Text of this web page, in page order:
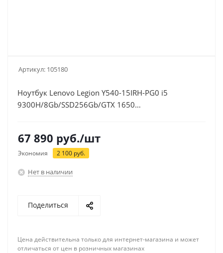
Артикул: 105180
Ноутбук Lenovo Legion Y540-15IRH-PG0 i5
9300H/8Gb/SSD256Gb/GTX 1650
67 890 руб./шт
Экономия 2 100 руб.
Нет в наличии
Поделиться
Цена действительна только для интернет-магазина и может
отличаться от цен в розничных магазинах